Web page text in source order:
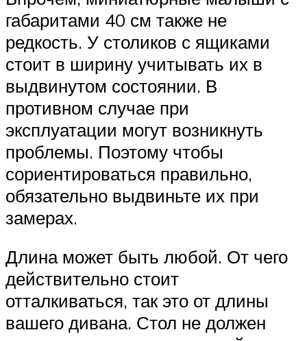
габаритами 40 см также не
редкость. У столиков с ящиками
стоит в ширину учитывать их в
выдвинутом состоянии. В
противном случае при
эксплуатации могут возникнуть
проблемы. Поэтому чтобы
сориентироваться правильно,
обязательно выдвиньте их при
замерах.
Длина может быть любой. От чего
действительно стоит
отталкиваться, так это от длины
вашего дивана. Стол не должен